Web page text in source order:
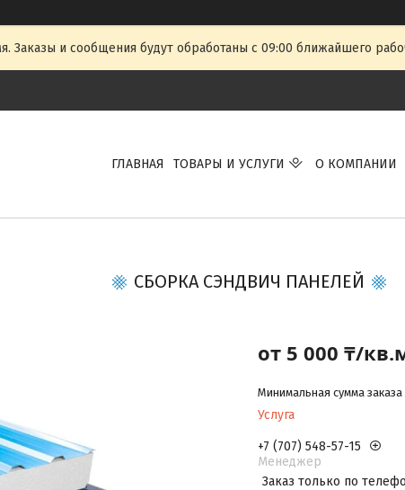
Заказы и сообщения будут обработаны с 09:00 ближайшего
ГЛАВНАЯ ТОВАРЫ И УСЛУГИ О КОМПАНИИ
СБОРКА СЭНДВИЧ ПАНЕЛЕЙ
от 5 000 ₸/
Минимальная сумма
Услуга
+7 (707) 548-57-15
Менеджер
Заказ только по